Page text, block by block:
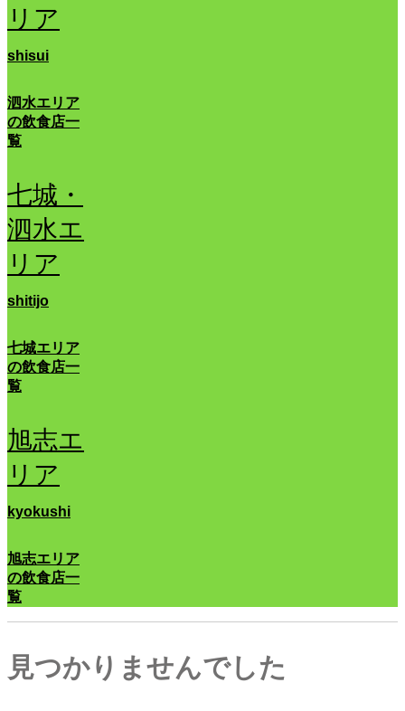
リア
shisui
泗水エリア
の飲食店一
覧
七城・
泗水エ
リア
shitijo
七城エリア
の飲食店一
覧
旭志エ
リア
kyokushi
旭志エリア
の飲食店一
覧
見つかりませんでした